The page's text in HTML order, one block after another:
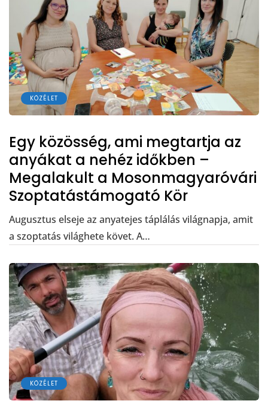
KÖZÉLET
Egy közösség, ami megtartja az
anyákat a nehéz időkben –
Megalakult a Mosonmagyaróvári
Szoptatástámogató Kör
Augusztus elseje az anyatejes táplálás világnapja, amit
a szoptatás világhete követ. A…
KÖZÉLET